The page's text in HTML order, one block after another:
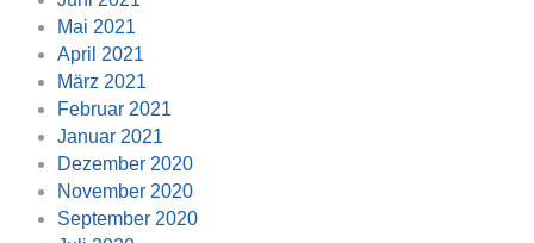
Mai 2021
April 2021
März 2021
Februar 2021
Januar 2021
Dezember 2020
November 2020
September 2020